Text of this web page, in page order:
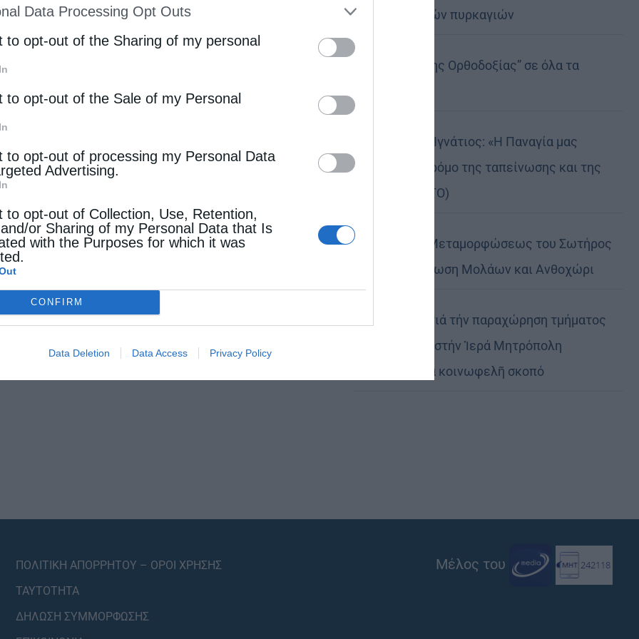
of Downstream Participantsthat may further disclose it to
parties.
Data Processing Opt Outs
to opt-out of the Sharing of my personal
to opt-out of the Sale of my Personal
to opt-out of processing my Personal Data
Advertising.
to opt-out of Collection, Use, Retention,
or Sharing of my Personal Data that Is
with the Purposes for which it was
CONFIRM
Data Deletion Data Access Privacy Policy
π. Ιωσήφ, Κουτλουμουσίου π. …
καταστροφικών πυρκαγιών
Η “Κιβωτός της Ορθοδοξίας” σε όλα τα
Δημητριάδος Ιγνάτιος: «Η Παναγία μας
δείχνει τον δρόμο της ταπείνωσης και της
σιωπής» (ΦΩΤΟ)
Η εορτή της Μεταμορφώσεως του Σωτήρος
σε Μεταμόρφωση Μολάων και Ανθοχώρι
Εὐχαριστίες γιά τήν παραχώρηση τμήματος
στρατοπέδου στήν Ἱερά Μητρόπολη
Καστορίας γιά κοινωφελῆ σκοπό
ΠΟΛΙΤΙΚΗ ΑΠΟΡΡΗΤΟΥ – ΟΡΟΙ ΧΡΗΣΗΣ
ΤΑΥΤΟΤΗΤΑ
ΔΗΛΩΣΗ ΣΥΜΜΟΡΦΩΣΗΣ
Μέλος του